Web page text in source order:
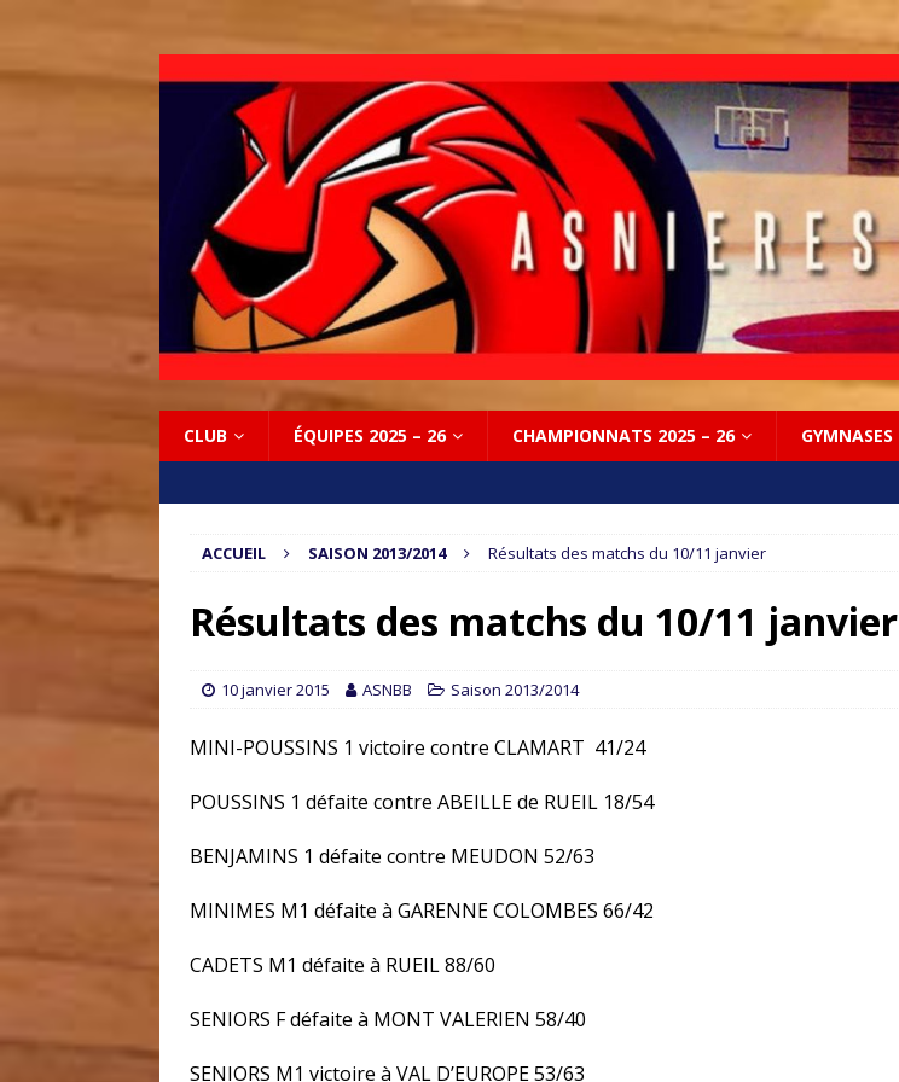
CLUB ÉQUIPES 2025 – 26 CHAMPIONNATS 2025 – 26 GYMNASES
ACCUEIL SAISON 2013/2014 Résultats des matchs du 10/11 janvier
Résultats des matchs du 10/11 janvier
10 janvier 2015 ASNBB Saison 2013/2014
MINI-POUSSINS 1 victoire contre CLAMART 41/24
POUSSINS 1 défaite contre ABEILLE de RUEIL 18/54
BENJAMINS 1 défaite contre MEUDON 52/63
MINIMES M1 défaite à GARENNE COLOMBES 66/42
CADETS M1 défaite à RUEIL 88/60
SENIORS F défaite à MONT VALERIEN 58/40
SENIORS M1 victoire à VAL D’EUROPE 53/63